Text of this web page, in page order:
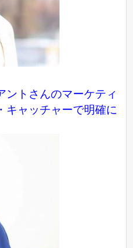
ントさんのマーケティ
キャッチャーで明確に